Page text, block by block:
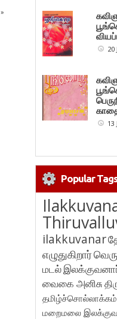
»
20
13
Popular Tags
ilakkuvanar
எழுதுகிறார்
மடல்
வைகை அனிசு
தமிழ்ச்சொல்லாக்கம்
மறைமலை